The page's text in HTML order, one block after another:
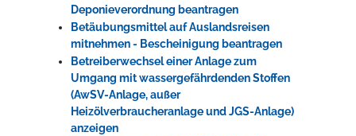
Deponieverordnung beantragen
Betäubungsmittel auf Auslandsreisen
mitnehmen - Bescheinigung beantragen
Betreiberwechsel einer Anlage zum
Umgang mit wassergefährdenden Stoffen
(AwSV-Anlage, außer
Heizölverbraucheranlage und JGS-Anlage)
anzeigen